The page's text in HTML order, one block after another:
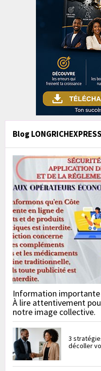
Blog LONGRICHEXPRESS
Information importante
À lire attentivement
notre image collective.
3
décoller